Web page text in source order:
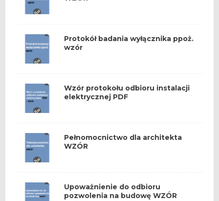
Protokół badania wyłącznika ppoż.
wzór
Wzór protokołu odbioru instalacji
elektrycznej PDF
Pełnomocnictwo dla architekta
WZÓR
Upoważnienie do odbioru
pozwolenia na budowę WZÓR